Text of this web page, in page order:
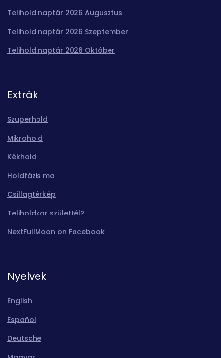
Telihold naptár 2026 Augusztus
Telihold naptár 2026 Szeptember
Telihold naptár 2026 Október
Extrák
Szuperhold
Mikrohold
Kékhold
Holdfázis ma
Csillagtérkép
Teliholdkor születtél?
NextFullMoon on Facebook
Nyelvek
English
Español
Deutsche